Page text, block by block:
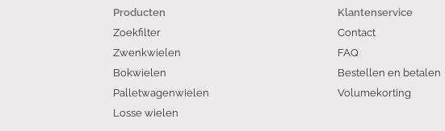
Producten
Zoekfilter
Zwenkwielen
Bokwielen
Palletwagenwielen
Losse wielen
Klantenservice
Contact
FAQ
Bestellen en betalen
Volumekorting